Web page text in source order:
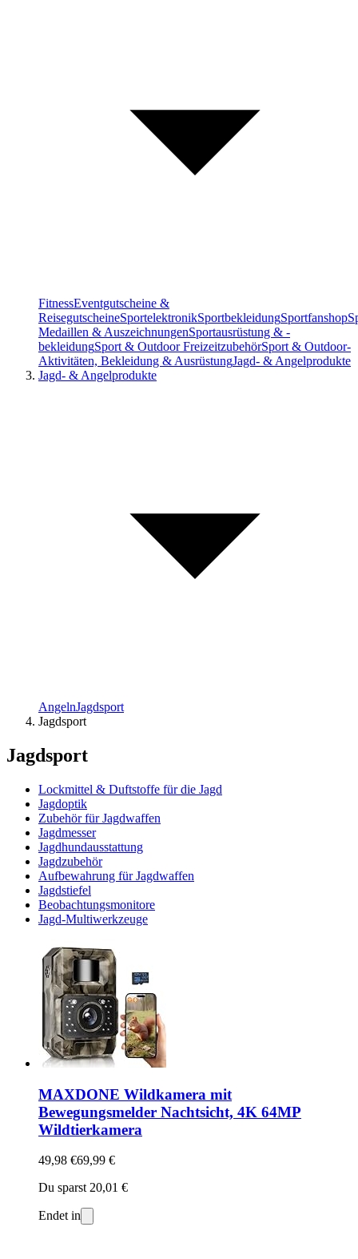
FitnessEventgutscheine &
ReisegutscheineSportelektronikSportbekleidungSportfanshop
Medaillen & AuszeichnungenSportausrüstung & -
bekleidungSport & Outdoor FreizeitzubehörSport & Outdoor-
Aktivitäten, Bekleidung & AusrüstungJagd- & Angelprodukte
Jagd- & Angelprodukte
AngelnJagdsport
Jagdsport
Jagdsport
Lockmittel & Duftstoffe für die Jagd
Jagdoptik
Zubehör für Jagdwaffen
Jagdmesser
Jagdhundausstattung
Jagdzubehör
Aufbewahrung für Jagdwaffen
Jagdstiefel
Beobachtungsmonitore
Jagd-Multiwerkzeuge
MAXDONE Wildkamera mit
Bewegungsmelder Nachtsicht, 4K 64MP
Wildtierkamera
49,98 €69,99 €
Du sparst 20,01 €
Endet in